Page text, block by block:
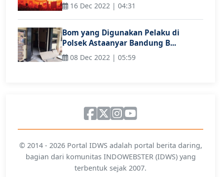
16 Dec 2022 | 04:31
Bom yang Digunakan Pelaku di
Polsek Astaanyar Bandung B...
08 Dec 2022 | 05:59
© 2014 - 2026 Portal IDWS adalah portal berita daring,
bagian dari komunitas INDOWEBSTER (IDWS) yang
terbentuk sejak 2007.